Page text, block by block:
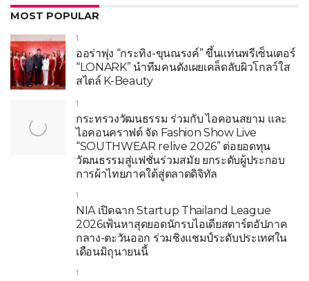
MOST POPULAR
1
ออร่าพุ่ง “กระทิง-ขุนณรงค์” ขึ้นแท่นพรีเซ็นเตอร์
“LONARK” นำทีมคนดังเผยเคล็ดลับผิวโกลว์ใส
สไตล์ K-Beauty
1
กระทรวงวัฒนธรรม ร่วมกับ ไอคอนสยาม และ
ไอคอนคราฟต์ จัด Fashion Show Live
“SOUTHWEAR relive 2026” ต่อยอดทุน
วัฒนธรรมสู่แฟชั่นร่วมสมัย ยกระดับผู้ประกอบ
การผ้าไทยภาคใต้สู่ตลาดดิจิทัล
1
NIA เปิดฉาก Startup Thailand League
2026เฟ้นหาสุดยอดนักรบไอเดียสตาร์ตอัปภาค
กลาง-ตะวันออก ร่วมชิงแชมป์ระดับประเทศใน
เดือนมิถุนายนนี้
1